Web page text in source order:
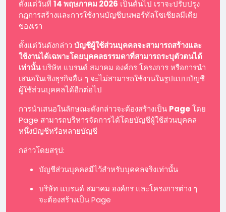
ตั้งแต่วันที่ 14 พฤษภาคม 2026 เป็นต้นไป เราจะปรับปรุง
กฎการสร้างและการใช้งานบัญชีบนพอร์ทัลโซเชียลมีเดีย
ของเรา
ตั้งแต่วันดังกล่าวบัญชีผู้ใช้ส่วนบุคคลจะสามารถสร้างและ
ใช้งานได้เฉพาะโดยบุคคลธรรมดาที่สามารถระบุตัวตนได้
เท่านั้นบริษัท แบรนด์ สมาคม องค์กร โครงการ หรือการนำ
เสนอในเชิงธุรกิจอื่น ๆ จะไม่สามารถใช้งานในรูปแบบบัญชี
ผู้ใช้ส่วนบุคคลได้อีกต่อไป
การนำเสนอในลักษณะดังกล่าวจะต้องสร้างเป็น Pageโดย
Page สามารถบริหารจัดการได้โดยบัญชีผู้ใช้ส่วนบุคคล
หนึ่งบัญชีหรือหลายบัญชี
กล่าวโดยสรุป:
บัญชีส่วนบุคคลมีไว้สำหรับบุคคลจริงเท่านั้น
บริษัท แบรนด์ สมาคม องค์กร และโครงการต่าง ๆ
จะต้องสร้างเป็น Page